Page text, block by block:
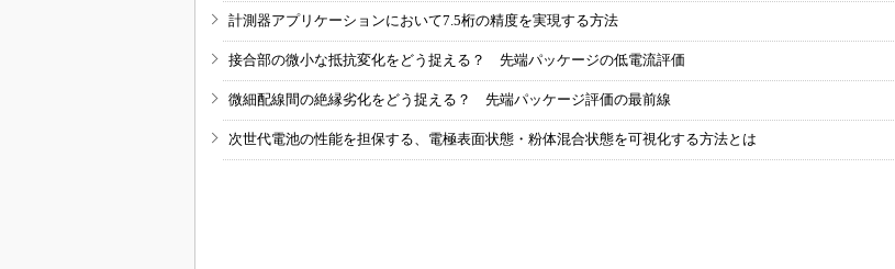
計測器アプリケーションにおいて7.5桁の精度を実現する方法
接合部の微小な抵抗変化をどう捉える？ 先端パッケージの低電流評価
微細配線間の絶縁劣化をどう捉える？ 先端パッケージ評価の最前線
次世代電池の性能を担保する、電極表面状態・粉体混合状態を可視化する方法とは